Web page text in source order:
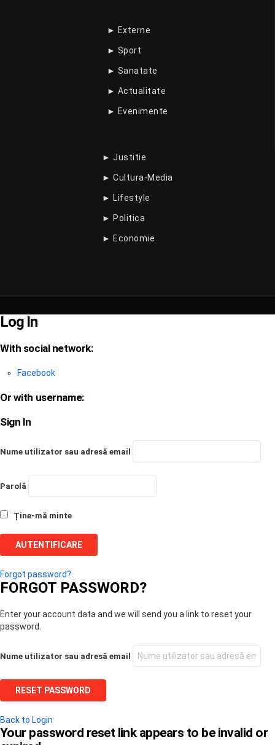
► Externe
► Sport
► Sanatate
► Actualitate
► Evenimente
► Justitie
► Cultura-Media
► Lifestyle
► Politica
► Economie
Log In
With social network:
Facebook
Or with username:
Sign In
Nume utilizator sau adresă email
Parolă
Ține-mă minte
Forgot password?
FORGOT PASSWORD?
Enter your account data and we will send you a link to reset your
password.
Nume utilizator sau adresă email
Back to Login
Your password reset link appears to be invalid or